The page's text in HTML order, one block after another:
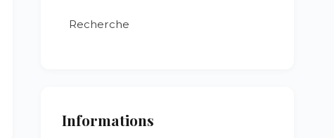
Recherche
Informations